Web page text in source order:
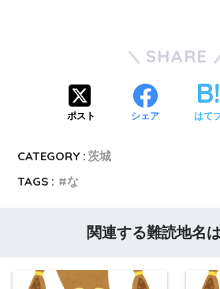
SHARE
ポスト シェア はて
CATEGORY :茨城
TAGS :
な
関連する難読地名